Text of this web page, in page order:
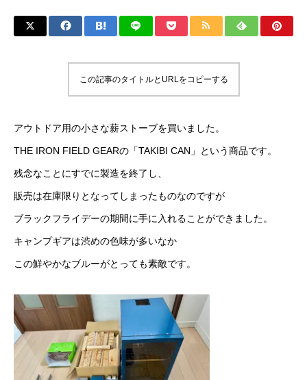
この記事のタイトルとURLをコピーする
アウトドア用の小さな薪ストーブを買いました。
THE IRON FIELD GEARの「TAKIBI CAN」という商品です。
残念なことにすでに製造を終了し、
販売は在庫限りとなってしまったものなのですが
ブラックフライデーの期間に手に入れることができました。
キャンプギアは渋めの色味が多いなか
この鮮やかなブルーがとっても素敵です。